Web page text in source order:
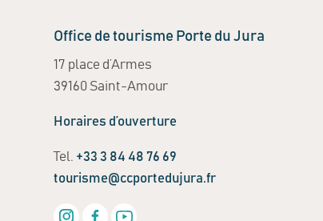
Office de tourisme Porte du Jura
17 place d’Armes
39160 Saint-Amour
Horaires d’ouverture
Tel. +33 3 84 48 76 69
tourisme@ccportedujura.fr